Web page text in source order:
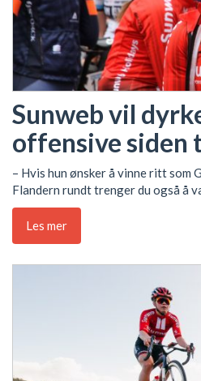
Sunweb vil
offensive siden
– Hvis hun ønsker å vinne ritt som
Flandern rundt trenger du også å
Les mer